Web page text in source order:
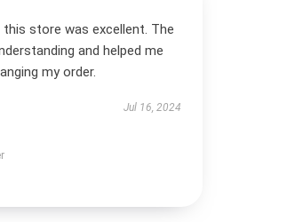
store was excellent. The
and helped me
my order.
Jul 16, 2024